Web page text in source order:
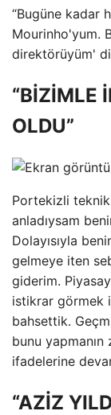
“Bugüne kadar
Mourinho'yum.
direktörüyüm'
“BİZİMLE
OLDU”
Portekizli
anladıysam
Dolayısıyla
gelmeye iten
giderim.
istikrar görmek
bahsettik.
bunu
ifadelerine
“AZİZ